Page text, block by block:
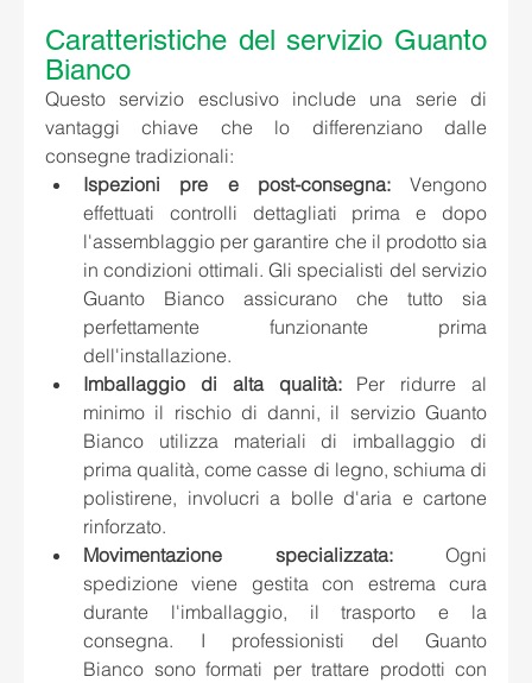
Caratteristiche del servizio Guanto
Bianco
Questo servizio esclusivo include una serie di
vantaggi chiave che lo differenziano dalle
consegne tradizionali:
Ispezioni pre e post-consegna: Vengono
effettuati controlli dettagliati prima e dopo
l'assemblaggio per garantire che il prodotto sia
in condizioni ottimali. Gli specialisti del servizio
Guanto Bianco assicurano che tutto sia
perfettamente funzionante prima
dell'installazione.
Imballaggio di alta qualità: Per ridurre al
minimo il rischio di danni, il servizio Guanto
Bianco utilizza materiali di imballaggio di
prima qualità, come casse di legno, schiuma di
polistirene, involucri a bolle d'aria e cartone
rinforzato.
Movimentazione specializzata: Ogni
spedizione viene gestita con estrema cura
durante l'imballaggio, il trasporto e la
consegna. I professionisti del Guanto
Bianco sono formati per trattare prodotti con